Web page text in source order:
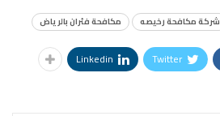
شركة مكافحة رخيصه مكافحة فئران بالرياض
Twitter
Linkedin